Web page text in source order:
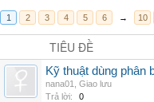
1 2 3 4 5 6 → 10
TIÊU ĐỀ
Kỹ thuật dùng phân
nana01
Giao lưu
Trả lời:
0